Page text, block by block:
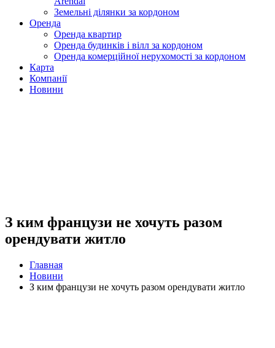
Земельні ділянки за кордоном
Оренда
Оренда квартир
Оренда будинків і вілл за кордоном
Оренда комерційної нерухомості за кордоном
Карта
Компанії
Новини
З ким французи не хочуть разом
орендувати житло
Главная
Новини
З ким французи не хочуть разом орендувати житло